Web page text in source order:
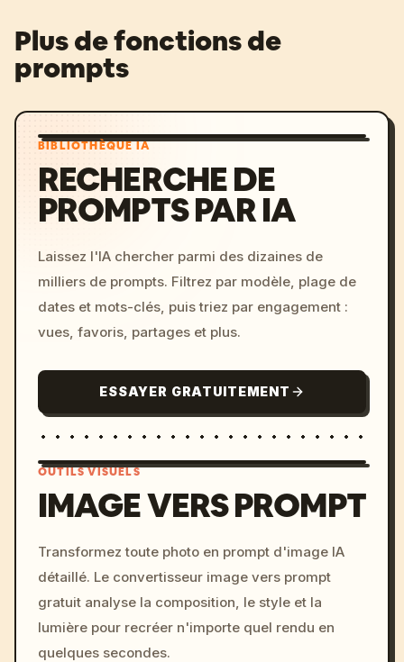
Plus de fonctions de
prompts
BIBLIOTHÈQUE IA
RECHERCHE DE
PROMPTS PAR IA
Laissez l'IA chercher parmi des dizaines de
milliers de prompts. Filtrez par modèle, plage de
dates et mots-clés, puis triez par engagement :
vues, favoris, partages et plus.
ESSAYER GRATUITEMENT
c, cyberpunk sunset, neon
colors, 8k --v 6.0
OUTILS VISUELS
IMAGE VERS PROMPT
Transformez toute photo en prompt d'image IA
détaillé. Le convertisseur image vers prompt
gratuit analyse la composition, le style et la
lumière pour recréer n'importe quel rendu en
quelques secondes.